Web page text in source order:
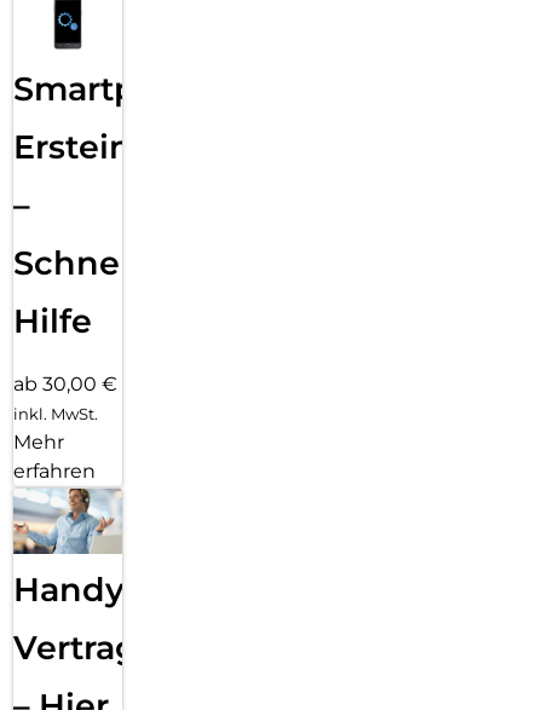
Smartphone
Ersteinrichtung
–
Schnelle
Hilfe
ab 30,00 €
inkl. MwSt.
Mehr
erfahren
Handy
Vertragsabwicklung